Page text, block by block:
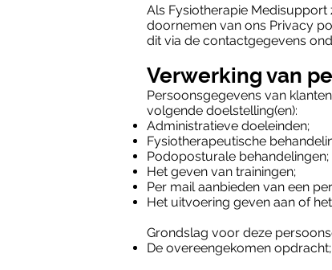
Als Fysiotherapie
doornemen van ons Privacy
dit via de contactgegevens
Verwerking van
Persoonsgegevens van
volgende doelstelling(en):
Administratieve doeleinden;
Fysiotherapeutische
Podoposturale behandelingen;
Het geven van trainingen;
Per mail aanbieden van een
Het uitvoering geven aan of
Grondslag voor deze
De overeengekomen opdracht;